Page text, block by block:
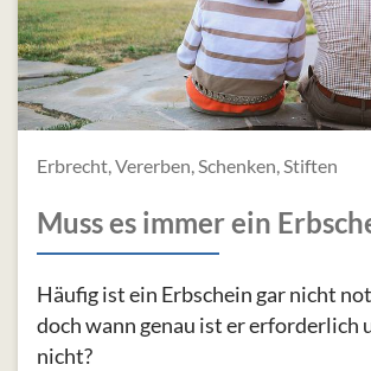
Erbrecht, Vererben, Schenken, Stiften
Muss es immer ein
Häufig ist ein Erbschein gar nicht
doch wann genau ist er erforderlich
nicht?